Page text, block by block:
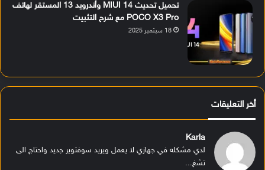
تحميل تحديث MIUI 14 وأندرويد 13 المستقر لهاتف
POCO X3 Pro مع شرح التثبيت
18 سبتمبر 2025
أخر التعليقات
Karla
لدي مشكله في جهازي لا يعمل ويريد سوفتوير جديد واحتاج الى
تشغ...